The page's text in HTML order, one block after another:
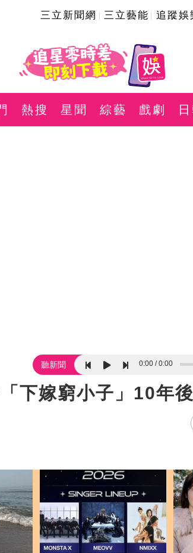
三立新聞網 三立藝能 追蹤娛
熱搜 星聞 綜藝 戲劇
聽新聞 0:00 0:00
下嫁窮小子」10年